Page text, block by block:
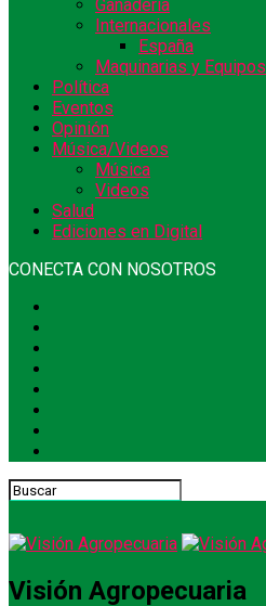
Ganadería
Internacionales
España
Maquinarias y Equipos
Política
Eventos
Opinión
Música/Videos
Música
Videos
Salud
Ediciones en Digital
CONECTA CON NOSOTROS
Visión Agropecuaria